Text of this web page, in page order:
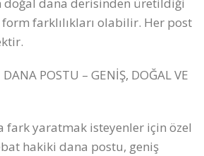
farklılıkları olabilir. Her post
POSTU – GENİŞ, DOĞAL VE
fark yaratmak isteyenler için özel
hakiki dana postu, geniş